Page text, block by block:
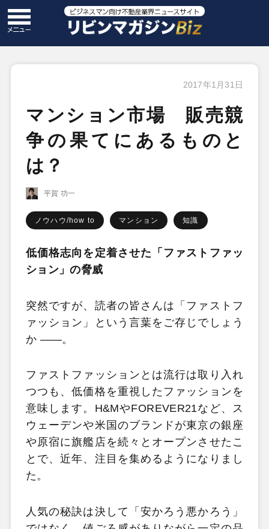
2017年1月31日
マンション市場 販売競
争の果てにあるものと
は？
平賀 功一
ノウハウ/how to マンション 知識
低価格志向を定着させた「ファストファッ
ション」の脅威
突然ですが、読者の皆さんは「ファストフ
ァッション」という言葉をご存じでしょう
か ――。
ファストファッションとは流行は取り入れ
つつも、低価格を重視したファッションを
意味します。H&MやFOREVER21など、ス
ウェーデンや米国のブランドが東京の銀座
や原宿に旗艦店を続々とオープンさせたこ
とで、近年、注目を集めるようになりまし
た。
人気の秘訣は決して「安かろう悪かろう」